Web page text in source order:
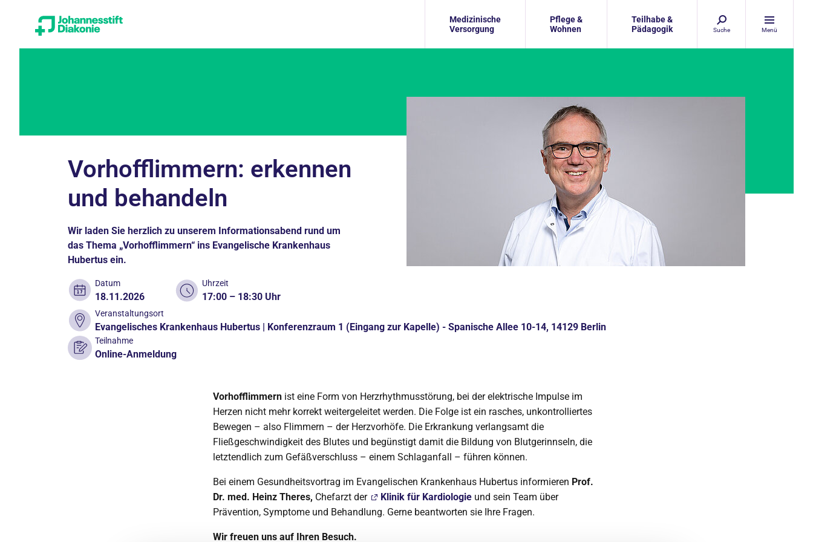
Medizinische
Versorgung
Pflege &
Wohnen
Teilhabe &
Pädagogik
Suche Menü
Vorhofflimmern: erkennen
und behandeln
Wir laden Sie herzlich zu unserem Informationsabend rund um
das Thema „Vorhofflimmern“ ins Evangelische Krankenhaus
Hubertus ein.
Datum
18.11.2026
Uhrzeit
17:00 – 18:30 Uhr
Veranstaltungsort
Evangelisches Krankenhaus Hubertus | Konferenzraum 1 (Eingang zur Kapelle) - Spanische Allee 10-14, 14129 Berlin
Teilnahme
Online-Anmeldung
Vorhofflimmern ist eine Form von Herzrhythmusstörung, bei der elektrische Impulse im
Herzen nicht mehr korrekt weitergeleitet werden. Die Folge ist ein rasches, unkontrolliertes
Bewegen – also Flimmern – der Herzvorhöfe. Die Erkrankung verlangsamt die
Fließgeschwindigkeit des Blutes und begünstigt damit die Bildung von Blutgerinnseln, die
letztendlich zum Gefäßverschluss – einem Schlaganfall – führen können.
Bei einem Gesundheitsvortrag im Evangelischen Krankenhaus Hubertus informieren Prof.
Dr. med. Heinz Theres, Chefarzt der Klinik für Kardiologie und sein Team über
Prävention, Symptome und Behandlung. Gerne beantworten sie Ihre Fragen.
Wir freuen uns auf Ihren Besuch.